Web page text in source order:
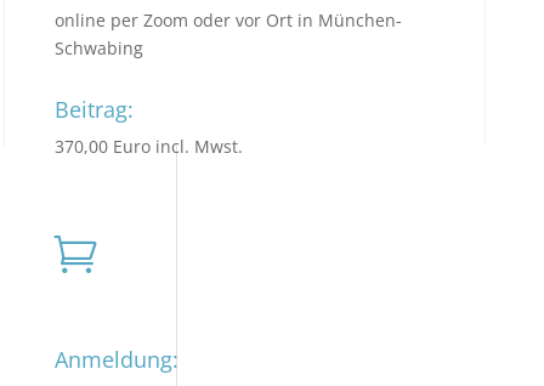
online per Zoom oder vor Ort in München-
Schwabing
Beitrag:
370,00 Euro incl. Mwst.

Anmeldung: